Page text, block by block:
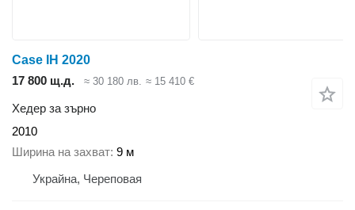
Case IH 2020
17 800 щ.д.
≈ 30 180 лв. ≈ 15 410 €
Хедер за зърно
2010
Ширина на захват 9 м
Украйна, Череповая